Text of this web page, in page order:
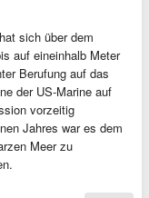
sich über dem
auf eineinhalb Meter
Berufung auf das
der US-Marine auf
vorzeitig
Jahres war es dem
Meer zu